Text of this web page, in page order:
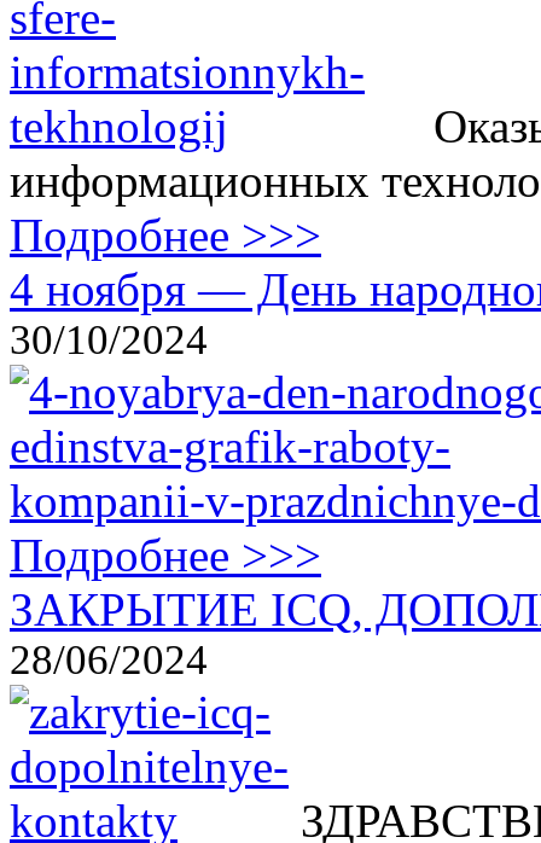
информационных
Подробнее >>>
4 ноября — День
30/10/2024
Подробнее >>>
ЗАКРЫТИЕ ICQ,
28/06/2024